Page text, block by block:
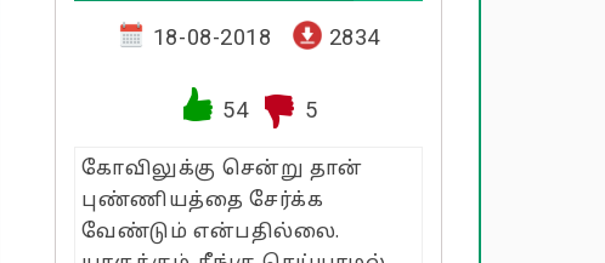
18-08-2018 2834
54 5
கோவிலுக்கு சென்று தான்
புண்ணியத்தை சேர்க்க
வேண்டும் என்பதில்லை.